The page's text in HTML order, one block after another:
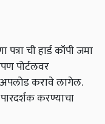
ची हार्ड कॉपी जमा
पोर्टलवर
करावे लागेल.
करण्याचा